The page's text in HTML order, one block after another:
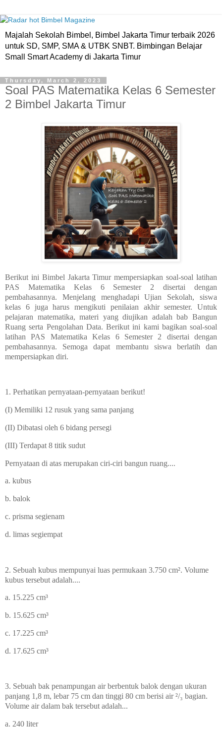
Majalah Sekolah Bimbel, Bimbel Jakarta Timur terbaik 2026
untuk SD, SMP, SMA & UTBK SNBT. Bimbingan Belajar
Small Smart Academy di Jakarta Timur
Thursday, March 2, 2023
Soal PAS Matematika Kelas 6 Semester
2 Bimbel Jakarta Timur
Berikut ini Bimbel Jakarta Timur mempersiapkan soal-soal latihan
PAS Matematika Kelas 6 Semester 2 disertai dengan
pembahasannya. Menjelang menghadapi Ujian Sekolah, siswa
kelas 6 juga harus mengikuti penilaian akhir semester. Untuk
pelajaran matematika, materi yang diujikan adalah bab Bangun
Ruang serta Pengolahan Data. Berikut ini kami bagikan soal-soal
latihan PAS Matematika Kelas 6 Semester 2 disertai dengan
pembahasannya. Semoga dapat membantu siswa berlatih dan
mempersiapkan diri.
1. Perhatikan pernyataan-pernyataan berikut!
(I) Memiliki 12 rusuk yang sama panjang
(II) Dibatasi oleh 6 bidang persegi
(III) Terdapat 8 titik sudut
Pernyataan di atas merupakan ciri-ciri bangun ruang....
a. kubus
b. balok
c. prisma segienam
d. limas segiempat
2. Sebuah kubus mempunyai luas permukaan 3.750 cm². Volume
kubus tersebut adalah....
a. 15.225 cm³
b. 15.625 cm³
c. 17.225 cm³
d. 17.625 cm³
3. Sebuah bak penampungan air berbentuk balok dengan ukuran
panjang 1,8 m, lebar 75 cm dan tinggi 80 cm berisi air ²/₃ bagian.
Volume air dalam bak tersebut adalah...
a. 240 liter